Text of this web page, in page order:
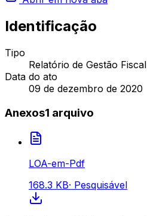
Identificação
Tipo
Relatório de Gestão Fiscal
Data do ato
09 de dezembro de 2020
Anexos1 arquivo
LOA-em-Pdf
168.3 KB· Pesquisável